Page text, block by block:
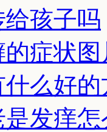
孩子吗
症状图
么好
发痒